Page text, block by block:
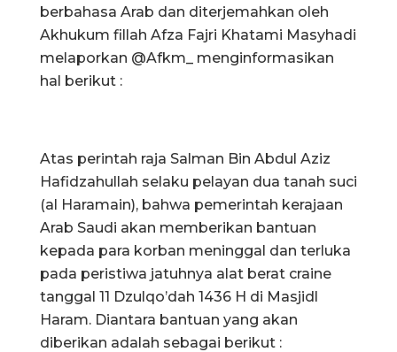
berbahasa Arab dan diterjemahkan oleh
Akhukum fillah Afza Fajri Khatami Masyhadi
melaporkan @Afkm_ menginformasikan
hal berikut :
Atas perintah raja Salman Bin Abdul Aziz
Hafidzahullah selaku pelayan dua tanah suci
(al Haramain), bahwa pemerintah kerajaan
Arab Saudi akan memberikan bantuan
kepada para korban meninggal dan terluka
pada peristiwa jatuhnya alat berat craine
tanggal 11 Dzulqo’dah 1436 H di Masjidl
Haram. Diantara bantuan yang akan
diberikan adalah sebagai berikut :